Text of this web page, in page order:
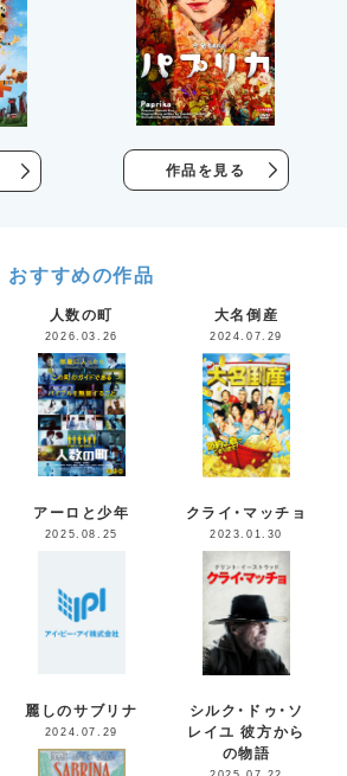
作品を見る
おすすめの作品
人数の町
2026.03.26
大名倒産
2024.07.29
アーロと少年
2025.08.25
クライ・マッチョ
2023.01.30
麗しのサブリナ
2024.07.29
シルク・ドゥ・ソ
レイユ 彼方から
の物語